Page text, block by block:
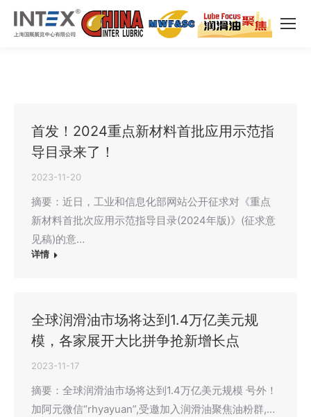
首发！2024重点新材料首批应用示范指
导目录来了！
2023-11-20
摘要：近日，工业和信息化部网站公开征求对《重点
新材料首批次应用示范指导目录(2024年版)》(征求意
见稿)的意…
详情
全球润滑油市场将达到1.4万亿美元规
模，各家展开大比拼争抢新增长点
2023-11-17
摘要：全球润滑油市场将达到1.4万亿美元规模 号外！
加阿元微信“rhyayuan”,受邀加入润滑油聚焦油粉群,…